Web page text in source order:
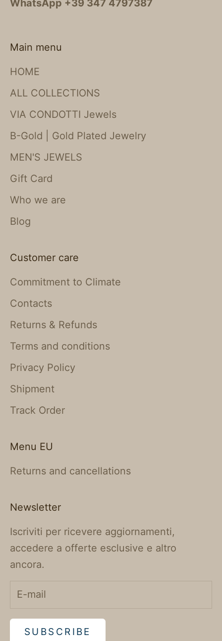
WhatsApp +39 347 4797387
Main menu
HOME
ALL COLLECTIONS
VIA CONDOTTI Jewels
B-Gold | Gold Plated Jewelry
MEN'S JEWELS
Gift Card
Who we are
Blog
Customer care
Commitment to Climate
Contacts
Returns & Refunds
Terms and conditions
Privacy Policy
Shipment
Track Order
Menu EU
Returns and cancellations
Newsletter
Iscriviti per ricevere aggiornamenti,
accedere a offerte esclusive e altro
ancora.
SUBSCRIBE